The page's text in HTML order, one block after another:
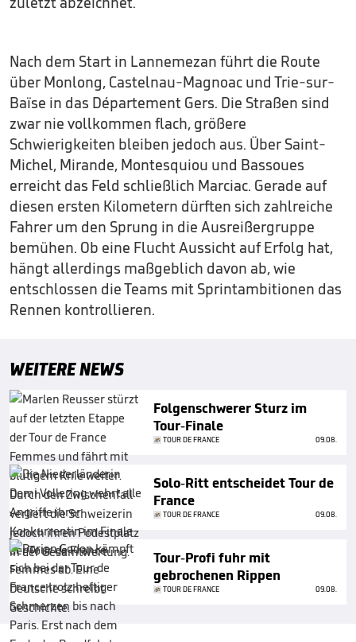
Nach dem Start in Lannemezan führt die Route
über Monlong, Castelnau-Magnoac und Trie-sur-
Baïse in das Département Gers. Die Straßen sind
zwar nie vollkommen flach, größere
Schwierigkeiten bleiben jedoch aus. Über Saint-
Michel, Mirande, Montesquiou und Bassoues
erreicht das Feld schließlich Marciac. Gerade auf
diesen ersten Kilometern dürften sich zahlreiche
Fahrer um den Sprung in die Ausreißergruppe
bemühen. Ob eine Flucht Aussicht auf Erfolg hat,
hängt allerdings maßgeblich davon ab, wie
entschlossen die Teams mit Sprintambitionen das
Rennen kontrollieren.
WEITERE NEWS
Folgenschwerer Sturz im
Tour-Finale
TOUR DE FRANCE 09.08.
Solo-Ritt entscheidet Tour de
France
TOUR DE FRANCE 09.08.
Tour-Profi fuhr mit
gebrochenen Rippen
TOUR DE FRANCE 09.08.